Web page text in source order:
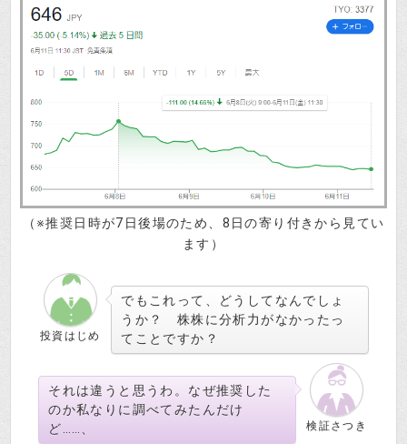
（※推奨日時が7日後場のため、8日の寄り付きから見てい
ます）
投資はじめ
でもこれって、どうしてなんでしょ
うか？ 株株に分析力がなかったっ
てことですか？
検証さつき
それは違うと思うわ。なぜ推奨した
のか私なりに調べてみたんだけ
ど……、